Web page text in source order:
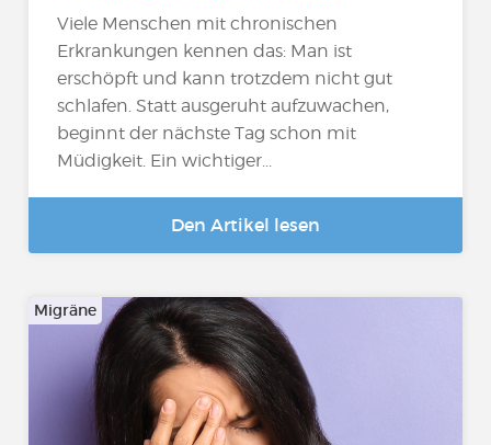
Viele Menschen mit chronischen
Erkrankungen kennen das: Man ist
erschöpft und kann trotzdem nicht gut
schlafen. Statt ausgeruht aufzuwachen,
beginnt der nächste Tag schon mit
Müdigkeit. Ein wichtiger...
Den Artikel lesen
Migräne